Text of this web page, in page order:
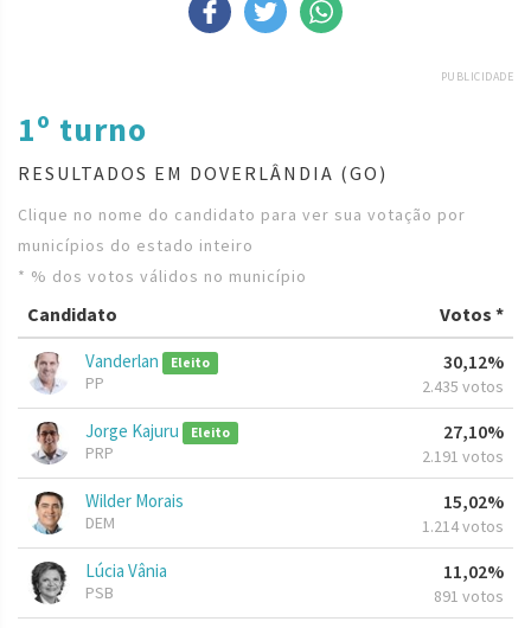
PUBLICIDADE
1º turno
RESULTADOS EM DOVERLÂNDIA (GO)
Clique no nome do candidato para ver sua votação por
municípios do estado inteiro
* % dos votos válidos no município
Candidato Votos *
Vanderlan Eleito
PP
30,12%
2.435 votos
Jorge Kajuru Eleito
PRP
27,10%
2.191 votos
Wilder Morais
DEM
15,02%
1.214 votos
Lúcia Vânia
PSB
11,02%
891 votos